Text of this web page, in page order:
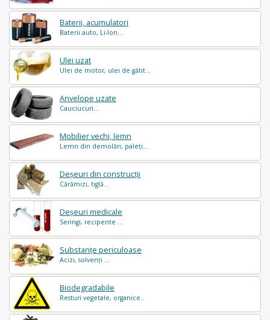
Baterii, acumulatori
Baterii auto, Li-Ion...
Ulei uzat
Ulei de motor, ulei de gătit...
Anvelope uzate
Cauciucuri...
Mobilier vechi, lemn
Lemn din demolări, paleți...
Deșeuri din construcții
Cărămizi, tiglă...
Deșeuri medicale
Seringi, recipente ...
Substanțe periculoase
Acizi, solvenți ...
Biodegradabile
Resturi vegetale, organice..